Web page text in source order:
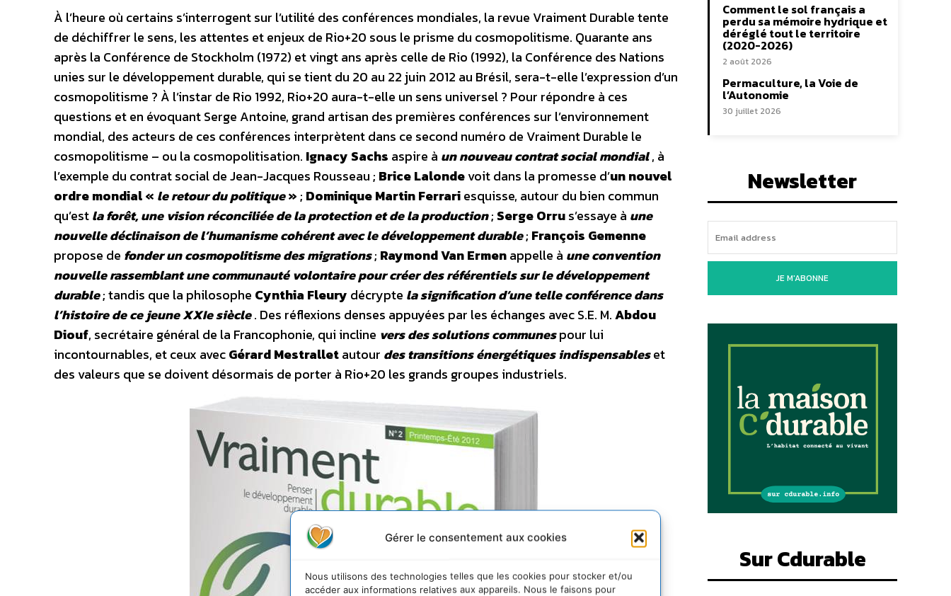
Gérer le consentement aux cookies
Nous utilisons des technologies telles que les cookies pour stocker et/ou
accéder aux informations relatives aux appareils. Nous le faisons pour
À l’heure où certains s’interrogent sur l’utilité des conférences mondiales, la revue Vraiment Durable tente
de déchiffrer le sens, les attentes et enjeux de Rio+20 sous le prisme du cosmopolitisme. Quarante ans
après la Conférence de Stockholm (1972) et vingt ans après celle de Rio (1992), la Conférence des Nations
unies sur le développement durable, qui se tient du 20 au 22 juin 2012 au Brésil, sera-t-elle l’expression d’un
cosmopolitisme ? À l’instar de Rio 1992, Rio+20 aura-t-elle un sens universel ? Pour répondre à ces
questions et en évoquant Serge Antoine, grand artisan des premières conférences sur l’environnement
mondial, des acteurs de ces conférences interprètent dans ce second numéro de Vraiment Durable le
cosmopolitisme – ou la cosmopolitisation. Ignacy Sachs aspire à un nouveau contrat social mondial, à
l’exemple du contrat social de Jean-Jacques Rousseau ; Brice Lalondevoit dans la promesse d’un nouvel
ordre mondial « le retour du politique»; Dominique Martin Ferrariesquisse, autour du bien commun
qu’estla forêt, une vision réconciliée de la protection et de la production; Serge Orrus’essaye à une
nouvelle déclinaison de l’humanisme cohérent avec le développement durable; François Gemenne
propose de fonder un cosmopolitisme des migrations; Raymond Van Ermenappelle à une convention
nouvelle rassemblant une communauté volontaire pour créer des référentiels sur le développement
durable; tandis que la philosophe Cynthia Fleury décrypte la signification d’une telle conférence dans
l’histoire de ce jeune XXIe siècle. Des réflexions denses appuyées par les échanges avec S.E. M.Abdou
Diouf, secrétaire général de la Francophonie, qui incline vers des solutions communespour lui
incontournables, et ceux avecGérard Mestralletautour des transitions énergétiques indispensableset
des valeurs que se doivent désormais de porter à Rio+20 les grands groupes industriels.
Comment le sol français a
perdu sa mémoire hydrique et
déréglé tout le territoire
(2020-2026)
2 août 2026
Permaculture, la Voie de
l’Autonomie
30 juillet 2026
Newsletter
JE M'ABONNE
Sur Cdurable